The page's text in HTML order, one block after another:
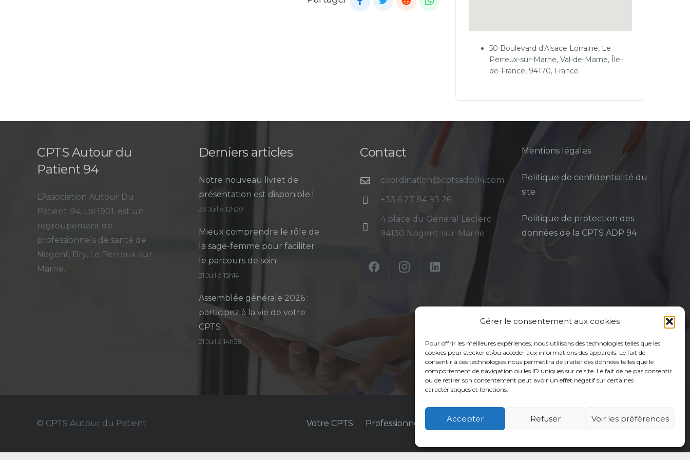
Gérer le consentement aux cookies
Pour offrir les meilleures expériences, nous utilisons des technologies telles que les
cookies pour stocker et/ou accéder aux informations des appareils. Le fait de
consentir à ces technologies nous permettra de traiter des données telles que le
comportement de navigation ou les ID uniques sur ce site. Le fait de ne pas consentir
ou de retirer son consentement peut avoir un effet négatif sur certaines
caractéristiques et fonctions.
Accepter Refuser Voir les préférences
50 Boulevard d'Alsace Lorraine, Le
Perreux-sur-Marne, Val-de-Marne, Île-
de-France, 94170, France
CPTS Autour du
Patient 94
L’Association Autour Du
Patient 94, Loi 1901, est un
regroupement de
professionnels de santé de
Nogent, Bry, Le Perreux-sur-
Marne.
Derniers articles
Notre nouveau livret de
présentation est disponible !
23 Juil à 12h20
Mieux comprendre le rôle de
la sage-femme pour faciliter
le parcours de soin
21 Juil à 15h14
Assemblée générale 2026 :
participez à la vie de votre
CPTS
21 Juil à 14h58
Contact
coordination@cptsadp94.com
+33 6 27 84 93 26
4 place du Général Leclerc
94130 Nogent-sur-Marne
Mentions légales
Politique de confidentialité du
site
Politique de protection des
données de la CPTS ADP 94
© CPTS Autour du Patient Votre CPTS Professionnels de santé Usagers Actualités Adhérer Contact